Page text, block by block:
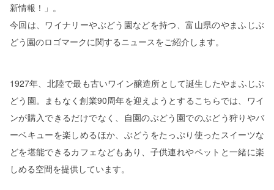
新情報！」。
今回は、ワイナリーやぶどう園などを持つ、富山県のやまふじぶ
どう園のロゴマークに関するニュースをご紹介します。
1927年、北陸で最も古いワイン醸造所として誕生したやまふじぶ
どう園。まもなく創業90周年を迎えようとするこちらでは、ワイ
ンが購入できるだけでなく、自園のぶどう園でのぶどう狩りやバ
ーベキューを楽しめるほか、ぶどうをたっぷり使ったスイーツな
どを堪能できるカフェなどもあり、子供連れやペットと一緒に楽
しめる空間を提供しています。